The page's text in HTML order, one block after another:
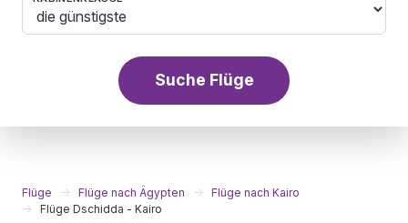
Suche Flüge
Flüge Flüge nach Ägypten
Flüge nach Kairo
Flüge Dschidda - Kairo